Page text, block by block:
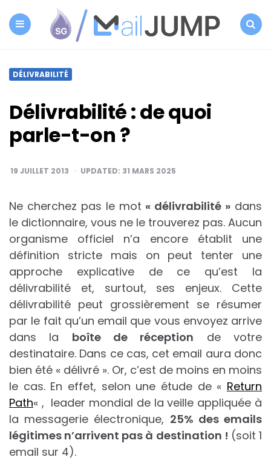
SG
Autorépondeur
DÉLIVRABILITÉ
Délivrabilité : de quoi
parle-t-on ?
19 JUILLET 2013 UPDATED: 31 MARS 2025
Ne cherchez pas le mot « délivrabilité » dans
le dictionnaire, vous ne le trouverez pas. Aucun
organisme officiel n’a encore établit une
définition stricte mais on peut tenter une
approche explicative de ce qu’est la
délivrabilité et, surtout, ses enjeux. Cette
délivrabilité peut grossièrement se résumer
par le fait qu’un email que vous envoyez arrive
dans la boîte de réception de votre
destinataire. Dans ce cas, cet email aura donc
bien été « délivré ». Or, c’est de moins en moins
le cas. En effet, selon une étude de « Return
Path« , leader mondial de la veille appliquée à
la messagerie électronique, 25% des emails
légitimes n’arrivent pas à destination ! (soit 1
email sur 4).